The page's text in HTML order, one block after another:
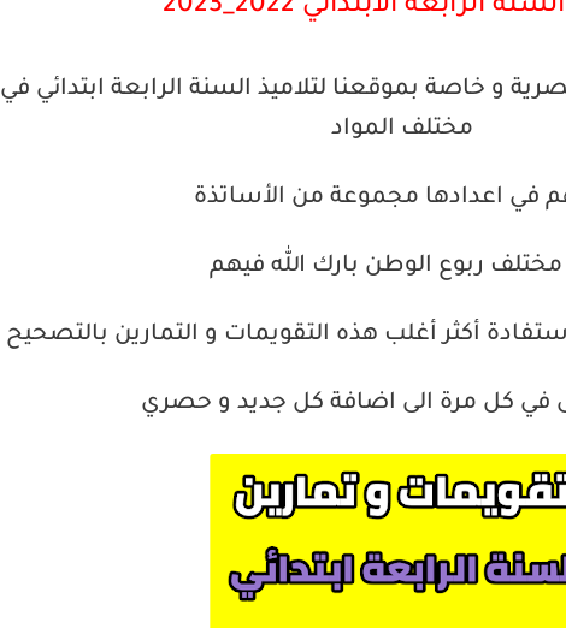
الرابعة الابتدائي 2022_2023
و خاصة بموقعنا لتلاميذ السنة الرابعة ابتدائي في
مختلف المواد
في اعدادها مجموعة من الأساتذة
ربوع الوطن بارك الله فيهم
أكثر أغلب هذه التقويمات و التمارين بالتصحيح
كل مرة الى اضافة كل جديد و حصري